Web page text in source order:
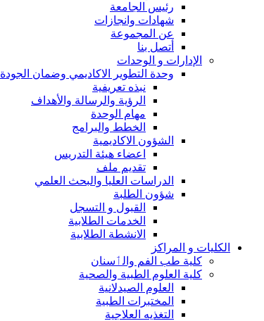
رئيس الجامعة
شهادات وانجازات
عن المجموعة
أتصل بنا
الإدارات و الوحدات
وحدة التطوير الاكاديمي وضمان الجودة
نبذه تعريفية
الرؤية والرسالة والأهداف
مهام الوحدة
الخطط والبرامج
الشؤون الاكاديمية
اعضاء هيئة التدريس
تقديم ملف
الدراسات العليا والبحث العلمي
شؤون الطلبة
القبول و التسجل
الخدمات الطلابية
الانشطة الطلابية
الكليات و المراكز
كلية طب الفم والٲسنان
كلية العلوم الطبية والصحية
العلوم الصيدلانية
المختبرات الطبية
التغذيه العلاجية